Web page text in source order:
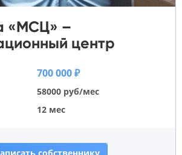
«МСЦ» –
центр
700 000 ₽
58000 руб/мес
12 мес